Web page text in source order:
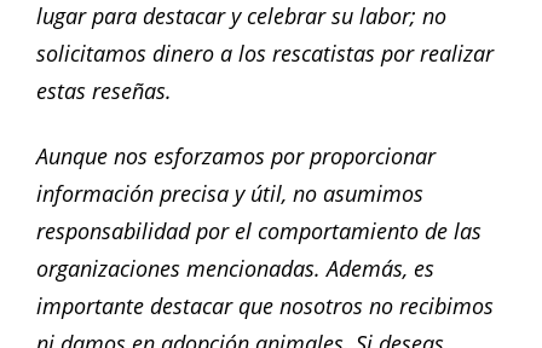
lugar para destacar y celebrar su labor; no
solicitamos dinero a los rescatistas por realizar
estas reseñas.
Aunque nos esforzamos por proporcionar
información precisa y útil, no asumimos
responsabilidad por el comportamiento de las
organizaciones mencionadas. Además, es
importante destacar que nosotros no recibimos